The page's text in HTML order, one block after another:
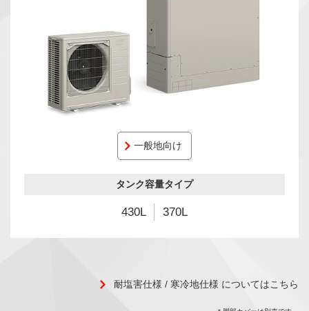
一般地向け
タンク容量タイプ
430L 370L
耐塩害仕様 / 寒冷地仕様 についてはこちら